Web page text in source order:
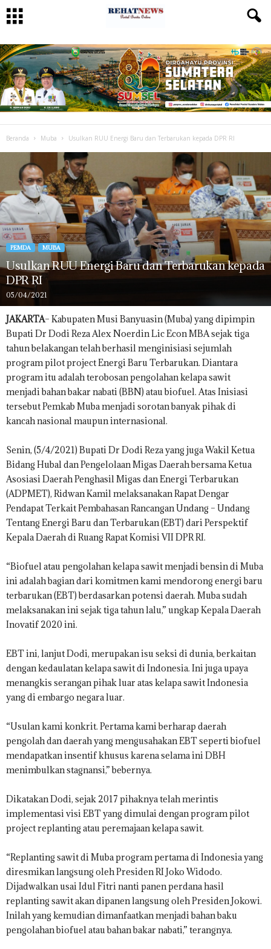
Beranda Muba Usulkan RUU Energi Baru dan Terbarukan kepada DPR RI
PEMDA MUBA
Usulkan RUU Energi Baru dan Terbarukan kepada
DPR RI
05/04/2021
JAKARTA– Kabupaten Musi Banyuasin (Muba) yang dipimpin
Bupati Dr Dodi Reza Alex Noerdin Lic Econ MBA sejak tiga
tahun belakangan telah berhasil menginisiasi sejumlah
program pilot project Energi Baru Terbarukan. Diantara
program itu adalah terobosan pengolahan kelapa sawit
menjadi bahan bakar nabati (BBN) atau biofuel. Atas Inisiasi
tersebut Pemkab Muba menjadi sorotan banyak pihak di
kancah nasional maupun internasional.
Senin, (5/4/2021) Bupati Dr Dodi Reza yang juga Wakil Ketua
Bidang Hubal dan Pengelolaan Migas Daerah bersama Ketua
Asosiasi Daerah Penghasil Migas dan Energi Terbarukan
(ADPMET), Ridwan Kamil melaksanakan Rapat Dengar
Pendapat Terkait Pembahasan Rancangan Undang – Undang
Tentang Energi Baru dan Terbarukan (EBT) dari Perspektif
Kepala Daerah di Ruang Rapat Komisi VII DPR RI.
“Biofuel atau pengolahan kelapa sawit menjadi bensin di Muba
ini adalah bagian dari komitmen kami mendorong energi baru
terbarukan (EBT) berdasarkan potensi daerah. Muba sudah
melaksanakan ini sejak tiga tahun lalu,” ungkap Kepala Daerah
Inovatif 2020 ini.
EBT ini, lanjut Dodi, merupakan isu seksi di dunia, berkaitan
dengan kedaulatan kelapa sawit di Indonesia. Ini juga upaya
menangkis serangan pihak luar atas kelapa sawit Indonesia
yang di embargo negara luar.
“Usulan kami konkrit. Pertama kami berharap daerah
pengolah dan daerah yang mengusahakan EBT seperti biofuel
mendapatkan insentif khusus karena selama ini DBH
menimbulkan stagnansi,” bebernya.
Dikatakan Dodi, sejak 2017 pihaknya telah merintis
implementasi visi EBT yang dimulai dengan program pilot
project replanting atau peremajaan kelapa sawit.
“Replanting sawit di Muba program pertama di Indonesia yang
diresmikan langsung oleh Presiden RI Joko Widodo.
Dijadwalkan usai Idul Fitri nanti panen perdana hasil
replanting sawit akan dipanen langsung oleh Presiden Jokowi.
Inilah yang kemudian dimanfaatkan menjadi bahan baku
pengolahan biofuel atau bahan bakar nabati,” terangnya.